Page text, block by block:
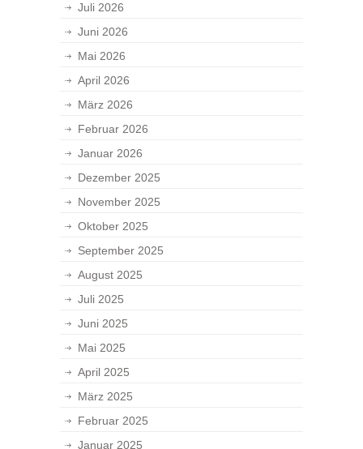
Juli 2026
Juni 2026
Mai 2026
April 2026
März 2026
Februar 2026
Januar 2026
Dezember 2025
November 2025
Oktober 2025
September 2025
August 2025
Juli 2025
Juni 2025
Mai 2025
April 2025
März 2025
Februar 2025
Januar 2025